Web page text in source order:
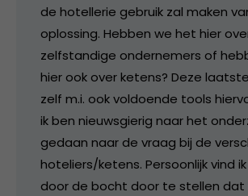
de hotellerie gebruik zal maken
oplossing. Hebben we het hier
zelfstandige ondernemers of
hier ook over ketens? Deze
zelf m.i. ook voldoende tools
ik ben nieuwsgierig naar het
gedaan naar de vraag bij de
hoteliers/ketens. Persoonlijk vind
door de bocht door te stellen dat